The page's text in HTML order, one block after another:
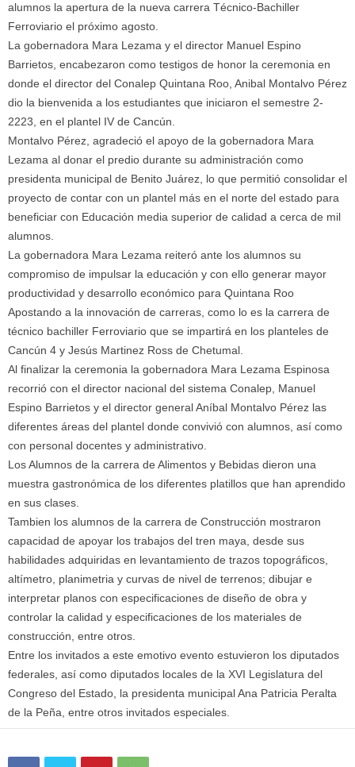
alumnos la apertura de la nueva carrera Técnico-Bachiller
Ferroviario el próximo agosto.
La gobernadora Mara Lezama y el director Manuel Espino
Barrietos, encabezaron como testigos de honor la ceremonia en
donde el director del Conalep Quintana Roo, Anibal Montalvo Pérez
dio la bienvenida a los estudiantes que iniciaron el semestre 2-
2223, en el plantel IV de Cancún.
Montalvo Pérez, agradeció el apoyo de la gobernadora Mara
Lezama al donar el predio durante su administración como
presidenta municipal de Benito Juárez, lo que permitió consolidar el
proyecto de contar con un plantel más en el norte del estado para
beneficiar con Educación media superior de calidad a cerca de mil
alumnos.
La gobernadora Mara Lezama reiteró ante los alumnos su
compromiso de impulsar la educación y con ello generar mayor
productividad y desarrollo económico para Quintana Roo
Apostando a la innovación de carreras, como lo es la carrera de
técnico bachiller Ferroviario que se impartirá en los planteles de
Cancún 4 y Jesús Martinez Ross de Chetumal.
Al finalizar la ceremonia la gobernadora Mara Lezama Espinosa
recorrió con el director nacional del sistema Conalep, Manuel
Espino Barrietos y el director general Aníbal Montalvo Pérez las
diferentes áreas del plantel donde convivió con alumnos, así como
con personal docentes y administrativo.
Los Alumnos de la carrera de Alimentos y Bebidas dieron una
muestra gastronómica de los diferentes platillos que han aprendido
en sus clases.
Tambien los alumnos de la carrera de Construcción mostraron
capacidad de apoyar los trabajos del tren maya, desde sus
habilidades adquiridas en levantamiento de trazos topográficos,
altímetro, planimetria y curvas de nivel de terrenos; dibujar e
interpretar planos con especificaciones de diseño de obra y
controlar la calidad y especificaciones de los materiales de
construcción, entre otros.
Entre los invitados a este emotivo evento estuvieron los diputados
federales, así como diputados locales de la XVI Legislatura del
Congreso del Estado, la presidenta municipal Ana Patricia Peralta
de la Peña, entre otros invitados especiales.